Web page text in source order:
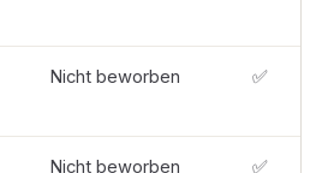
Nicht beworben ✅
Nicht beworben ✅